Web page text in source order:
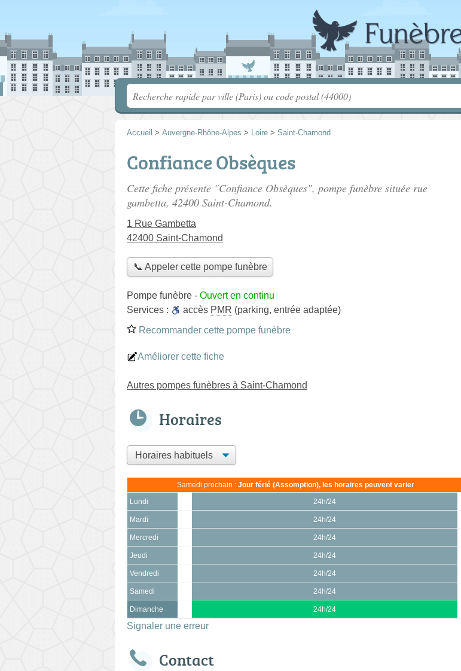
Accueil > Auvergne-Rhône-Alpes > Loire > Saint-Chamond
Confiance Obsèques
Cette fiche présente "Confiance Obsèques", pompe funèbre située rue
gambetta, 42400 Saint-Chamond.
1 Rue Gambetta
42400 Saint-Chamond
📞 Appeler cette pompe funèbre
Pompe funèbre - Ouvert en continu
Services :
accès PMR (parking, entrée adaptée)
Recommander cette pompe funèbre
Améliorer cette fiche
Autres pompes funèbres à Saint-Chamond
Horaires
Samedi prochain : Jour férié (Assomption), les horaires peuvent varier
Lundi 24h/24
Mardi 24h/24
Mercredi 24h/24
Jeudi 24h/24
Vendredi 24h/24
Samedi 24h/24
Dimanche 24h/24
Signaler une erreur
Contact